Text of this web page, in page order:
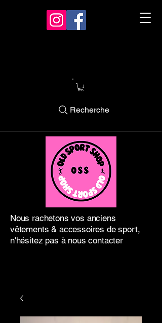
Nous rachetons vos anciens
vêtements & accessoires de sport,
n'hésitez pas à nous contacter
Recherche